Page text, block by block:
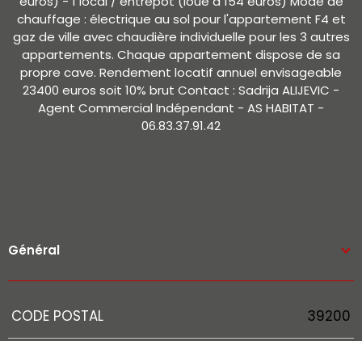
chauffage : électrique au sol pour l'appartement F4 et
gaz de ville avec chaudière individuelle pour les 3 autres
appartements. Chaque appartement dispose de sa
propre cave. Rendement locatif annuel envisageable
23400 euros soit 10% brut Contact : Sadrija ALIJEVIC -
Agent Commercial Indépendant - AS HABITAT -
06.83.37.91.42
Général
Caractérisque
CODE POSTAL 39200